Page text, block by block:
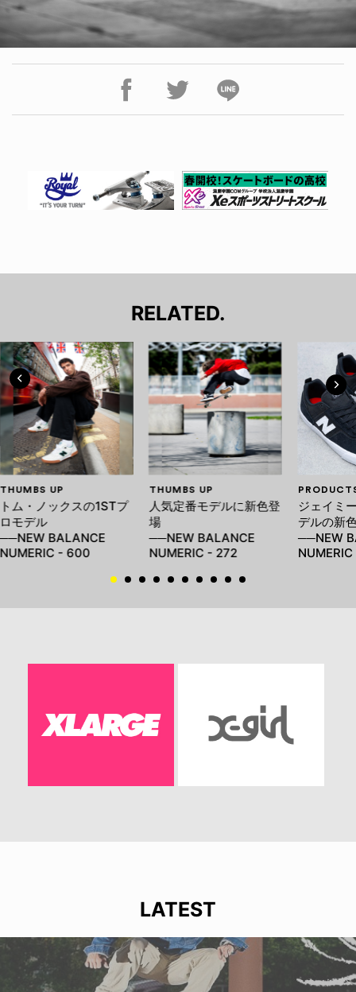
RELATED.
THUMBS UP
トム・ノックスの1STプ
ロモデル
──NEW BALANCE
NUMERIC - 600
THUMBS UP
人気定番モデルに新色登
場
──NEW BALANCE
NUMERIC - 272
ジェイミ
デルの新
──NEW
LATEST